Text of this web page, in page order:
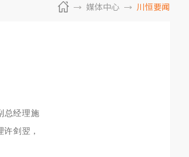
媒体中心 川恒要闻
总经理施
剑翌，